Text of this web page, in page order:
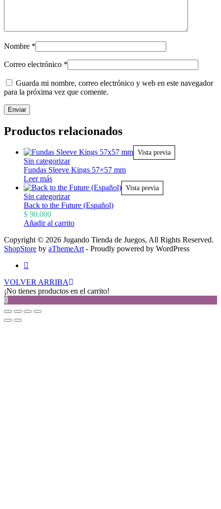
Nombre *
Correo electrónico *
Guarda mi nombre, correo electrónico y web en este navegador
para la próxima vez que comente.
Productos relacionados
Vista previa
Sin categorizar
Fundas Sleeve Kings 57×57 mm
Leer más
Vista previa
Sin categorizar
Back to the Future (Español)
$ 90.000
Añadir al carrito
Copyright © 2026 Jugando Tienda de Juegos, All Rights Reserved.
ShopStore by aThemeArt - Proudly powered by WordPress
VOLVER ARRIBA
¡No tienes productos en el carrito!
0